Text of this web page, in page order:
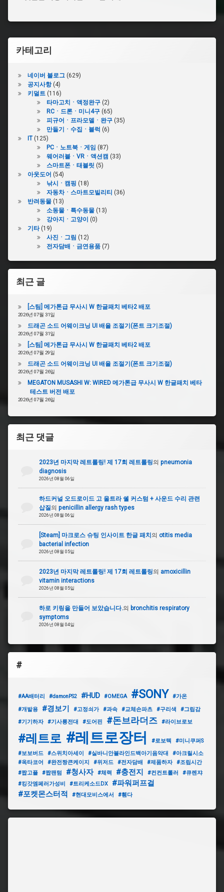
카테고리
네이버 블로그(629)
공지사항(4)
키덜트(116)
타마고치ㆍ액정완구(2)
RCㆍ드론ㆍ미니4구(65)
피규어ㆍ프라모델ㆍ완구(35)
만들기ㆍ수집ㆍ블럭 (6)
IT(125)
PCㆍ노트북ㆍ게임 (87)
웨어러블ㆍVRㆍ액션캠 (33)
스마트폰ㆍ태블릿 (5)
아웃도어 (54)
낚시ㆍ캠핑 (18)
자동차ㆍ스마트모빌리티 (36)
반려동물(13)
소동물ㆍ특수동물(13)
강아지ㆍ고양이
(0)
기타(19)
사진ㆍ그림 (12)
전자담배ㆍ금연용품(7)
최근 글
[스팀] 메가톤급 무사시 W 한글패치 베타2 배포
2026년 07월 31일
드래곤 소드 어웨이크닝 UI 배율 조절기(폰트 크기조절)
2026년 07월 31일
[스팀] 메가톤급 무사시 W 한글패치 베타2 배포
2026년 07월 29일
드래곤 소드 어웨이크닝 UI 배율 조절기(폰트 크기조절)
2026년 07월 26일
MEGATON MUSASHI W: WIRED 메가톤급 무사시 W 한글패치 베타
테스트 버전 배포
2026년 07월 26일
최근 댓글
2023년 마지막 레트롤링! 제 17회 레트롤링의 pneumonia
diagnosis
2026년 08월 06일
하드커널 오드로이드 고 울트라 쉘 커스텀 + 사운드 수리 관련
삽질의 penicillin allergy rash types
2026년 08월 06일
[Steam] 마크로스 슈팅 인사이트 한글 패치 의 otitis media
bacterial infection
2026년 08월 05일
2023년 마지막 레트롤링! 제 17회 레트롤링의 amoxicillin
vitamin interactions
2026년 08월 05일
하로 키링을 만들어 보았습니다.의 bronchitis respiratory
symptoms
2026년 08월 04일
#
#AA배터리 #damonPS2 #HUD #OMEGA #SONY
#가온
#개발용
#경보기 #고정쇠가 #과속 #교체손파츠 #구리색
#그립감
#기기하자
#기사룡전대 #도어핀 #돈브라더즈 #라이브로보
#레트로 #레트로장터 #로보텍
#미니쿠퍼S
#보보버드
#스위치아세이 #실바니안블라인드백아기음악대
#아크릴시소
#옥타코어
#완전짱큰케이지 #위저드 #전자담배 #제품하자
#조립시간
#짭고플
#짭팬텀 #청사자 #체력 #충전지 #컨컨트롤러
#큐렌쟈
#킹갓엠페러가성비
#트리케소드DX
#파워퍼프걸
#포켓몬스터적
#현대모비스에서 #휀다